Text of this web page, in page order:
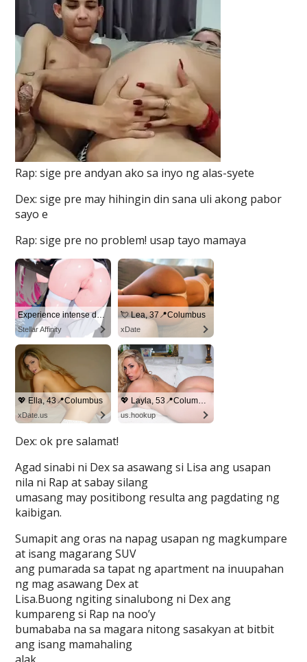
Rap: sige pre andyan ako sa inyo ng alas-syete
Dex: sige pre may hihingin din sana uli akong pabor
sayo e
Rap: sige pre no problem! usap tayo mamaya
Dex: ok pre salamat!
Agad sinabi ni Dex sa asawang si Lisa ang usapan
nila ni Rap at sabay silang
umasang may positibong resulta ang pagdating ng
kaibigan.
Sumapit ang oras na napag usapan ng magkumpare
at isang magarang SUV
ang pumarada sa tapat ng apartment na inuupahan
ng mag asawang Dex at
Lisa.Buong ngiting sinalubong ni Dex ang
kumpareng si Rap na noo’y
bumababa na sa magara nitong sasakyan at bitbit
ang isang mamahaling